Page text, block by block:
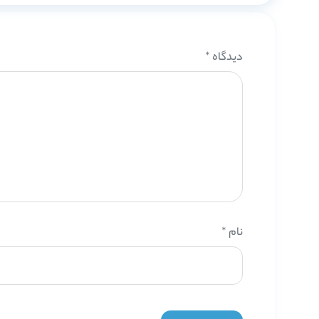
دیدگاه *
نام *